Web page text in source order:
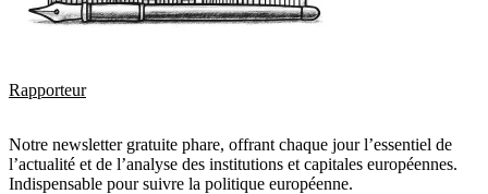
Rapporteur
Notre newsletter gratuite phare, offrant chaque jour l’essentiel de
l’actualité et de l’analyse des institutions et capitales européennes.
Indispensable pour suivre la politique européenne.